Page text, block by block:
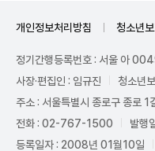
개인정보처리방침 청소년
정기간행등록번호 : 서울 아
사장·편집인 : 임규진
청소년
주소 : 서울특별시 종로구 종로
전화 : 02-767-1500
발행
등록일자 : 2008년 01월10일